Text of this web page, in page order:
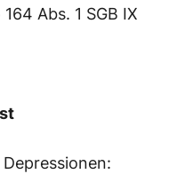
Abs. 1 SGB IX